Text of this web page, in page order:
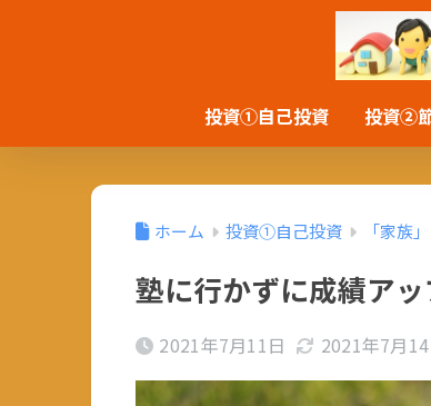
投資①自己投資 投資②
ホーム 投資①自己投資 「家族
塾に行かずに成績ア
2021年7月11日 2021年7月